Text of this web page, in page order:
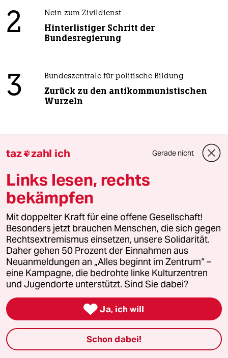
2 Nein zum Zivildienst
Hinterlistiger Schritt der
Bundesregierung
3 Bundeszentrale für politische Bildung
Zurück zu den antikommunistischen
Wurzeln
4
Thomas Bareiß crasht bei voller
5 Was tun gegen den Energiewende-Rollback?
Der Urknall
6 Streit um Rente mit 63
Passgenauer Populismus
taz
Folgen Sie uns
taz zahl ich Gerade nicht
Links lesen, rechts
bekämpfen
Mit doppelter Kraft für eine offene Gesellschaft!
Besonders jetzt brauchen Menschen, die sich gegen
Rechtsextremismus einsetzen, unsere Solidarität.
Daher gehen 50 Prozent der Einnahmen aus
Neuanmeldungen an „Alles beginnt im Zentrum“ –
eine Kampagne, die bedrohte linke Kulturzentren
und Jugendorte unterstützt. Sind Sie dabei?
 Ja, ich will
Schon dabei!